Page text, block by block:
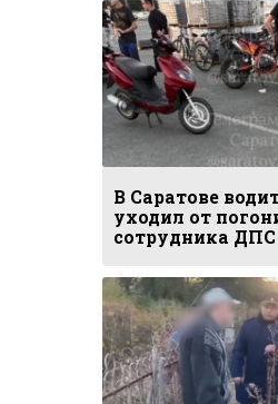
В Саратове
уходил от
сотрудника ДПС